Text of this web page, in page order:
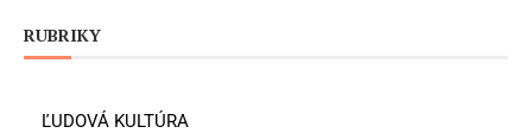
RUBRIKY
ĽUDOVÁ KULTÚRA